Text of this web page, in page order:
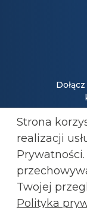
Zobacz
Strona
realizacji
Twojej
Polityka